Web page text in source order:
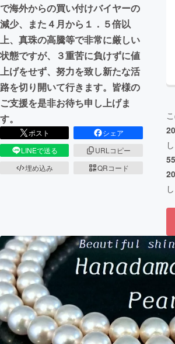
で海外からの買い付けバイヤーの
減少、また４月から１．５倍以
上、真珠の高騰等で非常に厳しい
状態ですが、３重苦に負けずに値
上げをせず、努力を致し新たな活
路を切り開いて行きます。皆様の
ご支援を是非お待ち申し上げま
す。
ポスト
シェア
LINEで送る
URLコピー
埋め込み
QRコード